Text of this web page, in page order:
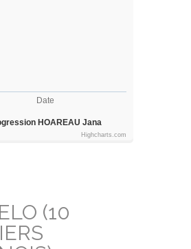
Date
HOAREAU Jana
Highcharts.com
(10